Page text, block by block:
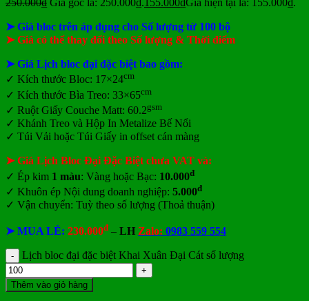
250.000₫ Giá gốc là: 250.000₫.155.000₫Giá hiện tại là: 155.000₫.
➤ Giá bloc trên áp dụng cho Số lượng từ 100 bộ
➤ Giá có thể thay đổi theo Số lượng & Thời điểm
➤ Giá Lịch bloc đại đặc biệt bao gồm:
✓ Kích thước Bloc: 17×24cm
✓ Kích thước Bìa Treo: 33×65cm
✓ Ruột Giấy Couche Matt: 60.2gsm
✓ Khánh Treo và Hộp In Metalize Bế Nổi
✓ Túi Vải hoặc Túi Giấy in offset cán màng
➤ Giá Lịch Bloc Đại Đặc Biệt chưa VAT và:
✓ Ép kim 1 màu: Vàng hoặc Bạc: 10.000đ
✓ Khuôn ép Nội dung doanh nghiệp: 5.000đ
✓ Vận chuyển: Tuỳ theo số lượng (Thoả thuận)
➤ MUA LẺ: 230.000đ – LH Zalo: 0983 559 554
Lịch bloc đại đặc biệt Khai Xuân Đại Cát số lượng
Thêm vào giỏ hàng